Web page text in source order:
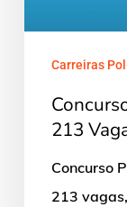
Vagas
Carreiras
213
Concurso
213